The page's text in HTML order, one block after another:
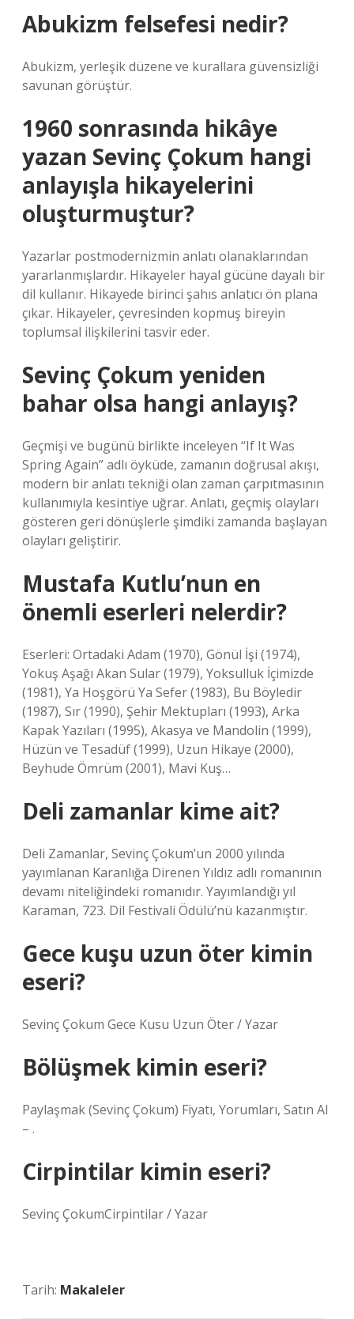
Abukizm felsefesi nedir?
Abukizm, yerleşik düzene ve kurallara güvensizliği
savunan görüştür.
1960 sonrasında hikâye
yazan Sevinç Çokum hangi
anlayışla hikayelerini
oluşturmuştur?
Yazarlar postmodernizmin anlatı olanaklarından
yararlanmışlardır. Hikayeler hayal gücüne dayalı bir
dil kullanır. Hikayede birinci şahıs anlatıcı ön plana
çıkar. Hikayeler, çevresinden kopmuş bireyin
toplumsal ilişkilerini tasvir eder.
Sevinç Çokum yeniden
bahar olsa hangi anlayış?
Geçmişi ve bugünü birlikte inceleyen “If It Was
Spring Again” adlı öyküde, zamanın doğrusal akışı,
modern bir anlatı tekniği olan zaman çarpıtmasının
kullanımıyla kesintiye uğrar. Anlatı, geçmiş olayları
gösteren geri dönüşlerle şimdiki zamanda başlayan
olayları geliştirir.
Mustafa Kutlu’nun en
önemli eserleri nelerdir?
Eserleri: Ortadaki Adam (1970), Gönül İşi (1974),
Yokuş Aşağı Akan Sular (1979), Yoksulluk İçimizde
(1981), Ya Hoşgörü Ya Sefer (1983), Bu Böyledir
(1987), Sır (1990), Şehir Mektupları (1993), Arka
Kapak Yazıları (1995), Akasya ve Mandolin (1999),
Hüzün ve Tesadüf (1999), Uzun Hikaye (2000),
Beyhude Ömrüm (2001), Mavi Kuş…
Deli zamanlar kime ait?
Deli Zamanlar, Sevinç Çokum’un 2000 yılında
yayımlanan Karanlığa Direnen Yıldız adlı romanının
devamı niteliğindeki romanıdır. Yayımlandığı yıl
Karaman, 723. Dil Festivali Ödülü’nü kazanmıştır.
Gece kuşu uzun öter kimin
eseri?
Sevinç Çokum Gece Kusu Uzun Öter / Yazar
Bölüşmek kimin eseri?
Paylaşmak (Sevinç Çokum) Fiyatı, Yorumları, Satın Al
– .
Cirpintilar kimin eseri?
Sevinç ÇokumCirpintilar / Yazar
Tarih: Makaleler